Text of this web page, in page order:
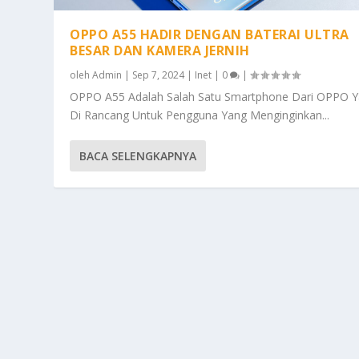
OPPO A55 HADIR DENGAN BATERAI ULTRA
BESAR DAN KAMERA JERNIH
olehAdmin | Sep 7, 2024| Inet | 0 |
OPPO A55 Adalah Salah Satu Smartphone Dari OPPO
Di Rancang Untuk Pengguna Yang Menginginkan...
BACA SELENGKAPNYA